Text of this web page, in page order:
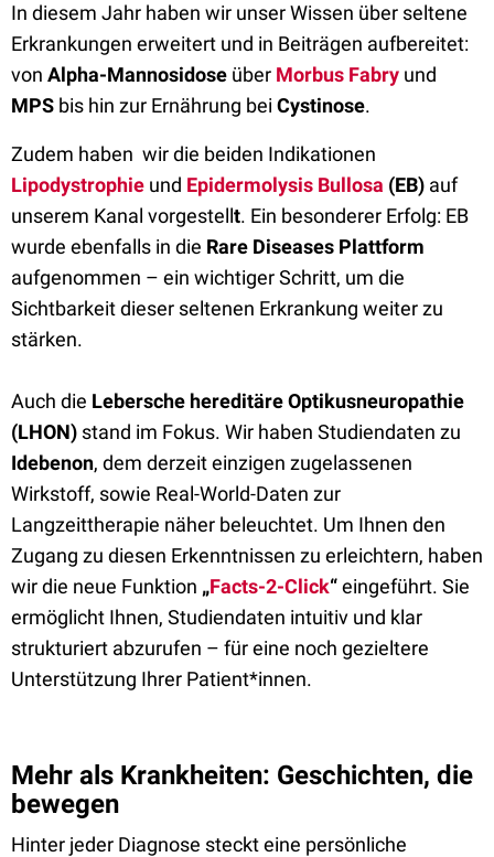
In diesem Jahr haben wir unser Wissen über seltene
Erkrankungen erweitert und in Beiträgen aufbereitet:
von Alpha-Mannosidose über Morbus Fabry und
MPS bis hin zur Ernährung bei Cystinose.
Zudem haben wir die beiden Indikationen
Lipodystrophie und Epidermolysis Bullosa (EB) auf
unserem Kanal vorgestellt. Ein besonderer Erfolg: EB
wurde ebenfalls in die Rare Diseases Plattform
aufgenommen – ein wichtiger Schritt, um die
Sichtbarkeit dieser seltenen Erkrankung weiter zu
stärken.
Auch die Lebersche hereditäre Optikusneuropathie
(LHON) stand im Fokus. Wir haben Studiendaten zu
Idebenon, dem derzeit einzigen zugelassenen
Wirkstoff, sowie Real-World-Daten zur
Langzeittherapie näher beleuchtet. Um Ihnen den
Zugang zu diesen Erkenntnissen zu erleichtern, haben
wir die neue Funktion „Facts-2-Click“eingeführt. Sie
ermöglicht Ihnen, Studiendaten intuitiv und klar
strukturiert abzurufen – für eine noch gezieltere
Unterstützung Ihrer Patient*innen.
Mehr als Krankheiten: Geschichten, die
bewegen
Hinter jeder Diagnose steckt eine persönliche